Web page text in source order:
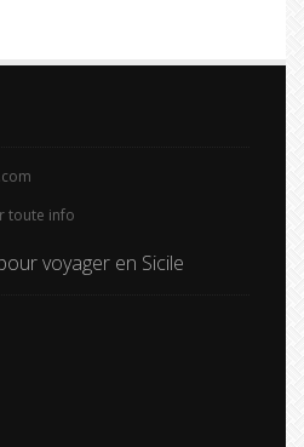
toute info
voyager en Sicile